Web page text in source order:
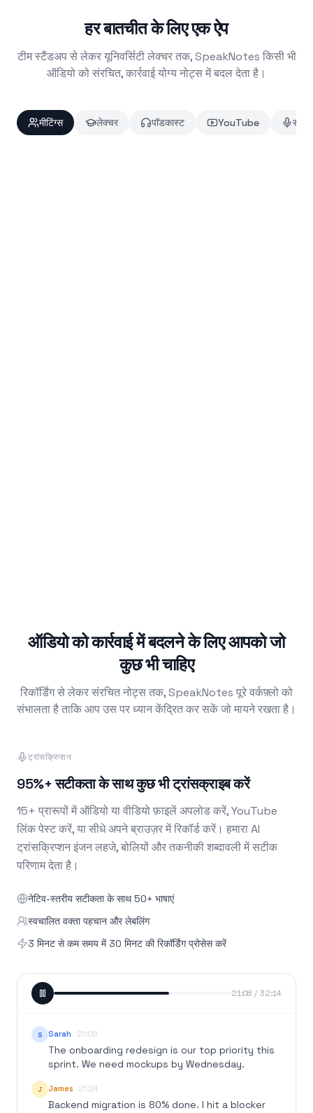
हर बातचीत के लिए एक ऐप
टीम स्टैंडअप से लेकर यूनिवर्सिटी लेक्चर तक, SpeakNotes किसी भी
ऑडियो को संरचित, कार्रवाई योग्य नोट्स में बदल देता है।
मीटिंग्स लेक्चर पॉडकास्ट YouTube
ऑडियो को कार्रवाई में बदलने के लिए आपको जो
कुछ भी चाहिए
रिकॉर्डिंग से लेकर संरचित नोट्स तक, SpeakNotes पूरे वर्कफ़्लो को
संभालता है ताकि आप उस पर ध्यान केंद्रित कर सकें जो मायने रखता है।
ट्रांसक्रिप्शन
95%+ सटीकता के साथ कुछ भी ट्रांसक्राइब करें
15+ प्रारूपों में ऑडियो या वीडियो फ़ाइलें अपलोड करें, YouTube
लिंक पेस्ट करें, या सीधे अपने ब्राउज़र में रिकॉर्ड करें। हमारा AI
ट्रांसक्रिप्शन इंजन लहजे, बोलियों और तकनीकी शब्दावली में सटीक
परिणाम देता है।
नेटिव-स्तरीय सटीकता के साथ 50+ भाषाएं
स्वचालित वक्ता पहचान और लेबलिंग
3 मिनट से कम समय में 30 मिनट की रिकॉर्डिंग प्रोसेस करें
21:08 / 32:14
S Sarah 21:08
The onboarding redesign is our top priority this
sprint. We need mockups by Wednesday.
J James 21:24
Backend migration is 80% done. I hit a blocker